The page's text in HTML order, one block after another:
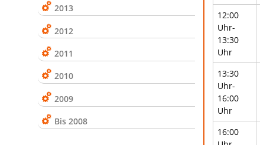
2013
2012
2011
2010
2009
Bis 2008
12:00
Uhr-
13:30
Uhr
13:30
Uhr-
16:00
Uhr
16:00